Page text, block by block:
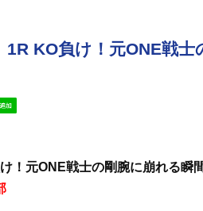
1R KO負け！元ONE戦
！元ONE戦士の剛腕に崩れる瞬